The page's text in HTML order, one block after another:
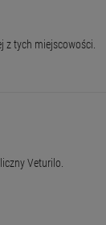
z tych miejscowości.
Veturilo.